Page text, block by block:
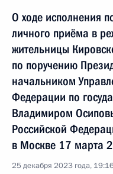
О ходе исполнения
личного приёма в
жительницы
по поручению
начальником
Федерации по
Владимиром
Российской
в Москве 17 марта
25 декабря 2023 года,